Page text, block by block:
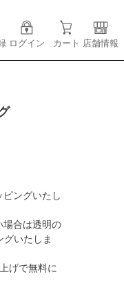
ログイン カート 店舗情報
ングいたし
場合は透明の
いたしま
げで無料に